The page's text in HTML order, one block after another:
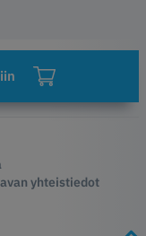
yhteistiedot